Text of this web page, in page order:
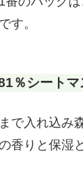
です。
％シートマ
で入れ込み
香りと保湿